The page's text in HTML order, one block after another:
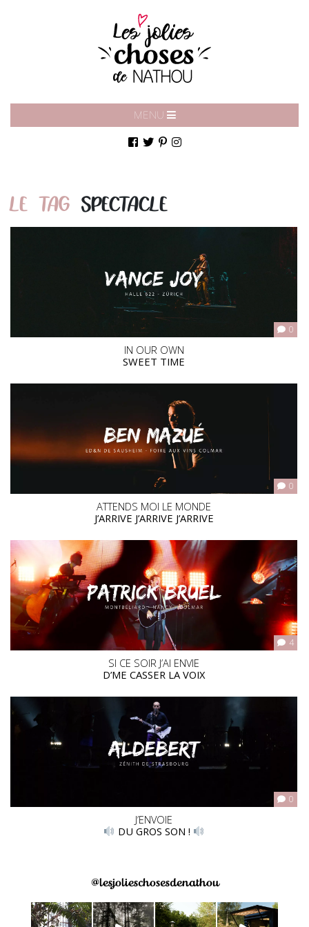
MENU
LE TAGSPECTACLE
0
IN OUR OWN
SWEET TIME
0
ATTENDS MOI LE MONDE
J’ARRIVE J’ARRIVE J’ARRIVE
4
SI CE SOIR J’AI ENVIE
D’ME CASSER LA VOIX
0
J’ENVOIE
DU GROS SON !
@lesjolieschosesdenathou